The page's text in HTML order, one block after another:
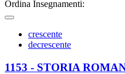
Ordina Insegnamenti:
crescente
decrescente
1153 - STORIA